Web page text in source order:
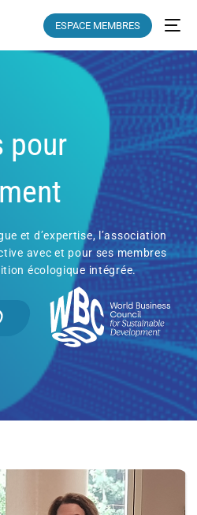
ESPACE MEMBRES
pour
et d’expertise, l’association
avec et pour ses membres
écologique intégrée.